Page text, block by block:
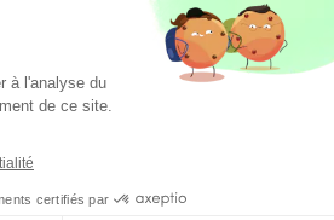
- Député du Rhône
à l'analyse du
de ce site.
certifiés par